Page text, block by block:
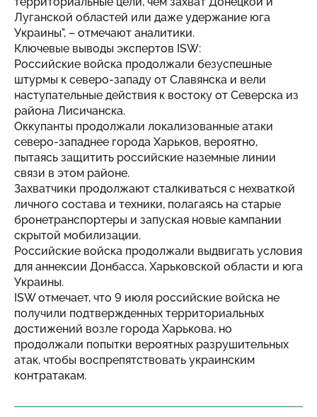
Луганской областей или даже удержание юга
Украины", – отмечают аналитики.
Ключевые выводы экспертов ISW:
Российские войска продолжали безуспешные
штурмы к северо-западу от Славянска и вели
наступательные действия к востоку от Северска из
района Лисичанска.
Оккупанты продолжали локализованные атаки
северо-западнее города Харьков, вероятно,
пытаясь защитить российские наземные линии
связи в этом районе.
Захватчики продолжают сталкиваться с нехваткой
личного состава и техники, полагаясь на старые
бронетранспортеры и запуская новые кампании
скрытой мобилизации.
Российские войска продолжали выдвигать условия
для аннексии Донбасса, Харьковской области и юга
Украины.
ISW отмечает, что 9 июля российские войска не
получили подтвержденных территориальных
достижений возле города Харькова, но
продолжали попытки вероятных разрушительных
атак, чтобы воспрепятствовать украинским
контратакам.